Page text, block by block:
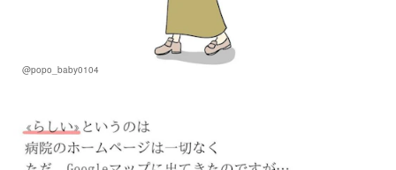
@popo_baby0104